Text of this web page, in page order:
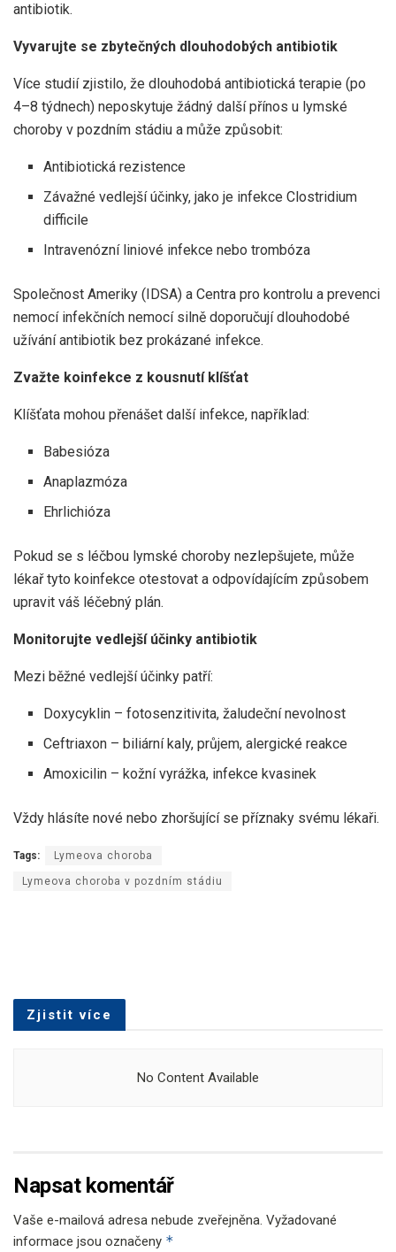
antibiotik.
Vyvarujte se zbytečných dlouhodobých antibiotik
Více studií zjistilo, že dlouhodobá antibiotická terapie (po
4–8 týdnech) neposkytuje žádný další přínos u lymské
choroby v pozdním stádiu a může způsobit:
Antibiotická rezistence
Závažné vedlejší účinky, jako je infekce Clostridium
difficile
Intravenózní liniové infekce nebo trombóza
Společnost Ameriky (IDSA) a Centra pro kontrolu a prevenci
nemocí infekčních nemocí silně doporučují dlouhodobé
užívání antibiotik bez prokázané infekce.
Zvažte koinfekce z kousnutí klíšťat
Klíšťata mohou přenášet další infekce, například:
Babesióza
Anaplazmóza
Ehrlichióza
Pokud se s léčbou lymské choroby nezlepšujete, může
lékař tyto koinfekce otestovat a odpovídajícím způsobem
upravit váš léčebný plán.
Monitorujte vedlejší účinky antibiotik
Mezi běžné vedlejší účinky patří:
Doxycyklin – fotosenzitivita, žaludeční nevolnost
Ceftriaxon – biliární kaly, průjem, alergické reakce
Amoxicilin – kožní vyrážka, infekce kvasinek
Vždy hlásíte nové nebo zhoršující se příznaky svému lékaři.
Tags: Lymeova choroba
Lymeova choroba v pozdním stádiu
Zjistit více
No Content Available
Napsat komentář
Vaše e-mailová adresa nebude zveřejněna. Vyžadované
informace jsou označeny *